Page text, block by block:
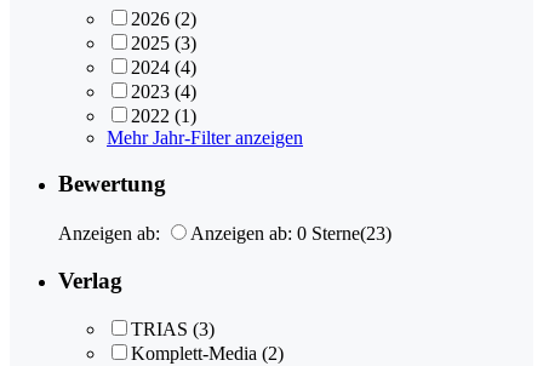
2026 (2)
2025 (3)
2024 (4)
2023 (4)
2022 (1)
Mehr Jahr-Filter anzeigen
Bewertung
Anzeigen ab: Anzeigen ab: 0 Sterne(23)
Verlag
TRIAS (3)
Komplett-Media (2)